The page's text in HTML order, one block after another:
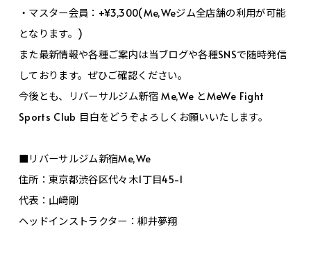
・マスター会員：+¥3,300(Me,Weジム全店舗の利用が可能
となります。)
また最新情報や各種ご案内は当ブログや各種SNSで随時発信
しております。ぜひご確認ください。
今後とも、リバーサルジム新宿 Me,We とMeWe Fight
Sports Club 目白をどうぞよろしくお願いいたします。
■リバーサルジム新宿Me,We
住所：東京都渋谷区代々木1丁目45-1
代表：山﨑剛
ヘッドインストラクター：柳井夢翔